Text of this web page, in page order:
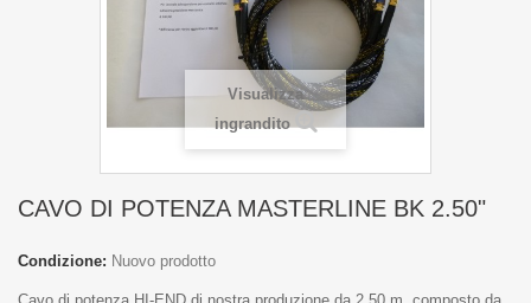
Visualizza
ingrandito
CAVO DI POTENZA MASTERLINE BK 2.50"
Condizione: Nuovo prodotto